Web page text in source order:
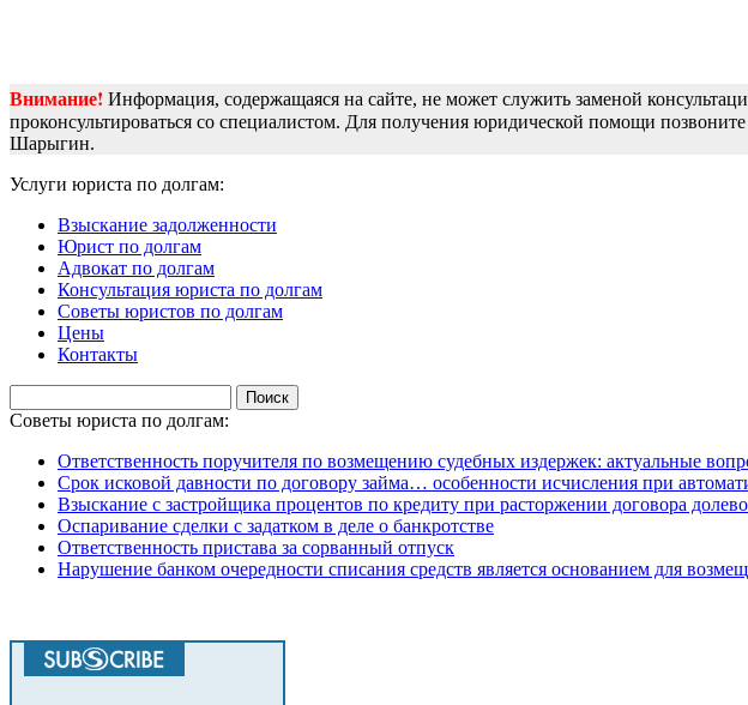
Внимание! Информация, содержащаяся на сайте, не может служить заменой
проконсультироваться со специалистом. Для получения юридической помощи
Шарыгин.
Услуги юриста по долгам:
Взыскание задолженности
Юрист по долгам
Адвокат по долгам
Консультация юриста по долгам
Советы юристов по долгам
Цены
Контакты
Советы юриста по долгам:
Ответственность поручителя по возмещению судебных издержек: актуальные
Срок исковой давности по договору займа… особенности исчисления при
Взыскание с застройщика процентов по кредиту при расторжении договора
Оспаривание сделки с задатком в деле о банкротстве
Ответственность пристава за сорванный отпуск
Нарушение банком очередности списания средств является основанием для